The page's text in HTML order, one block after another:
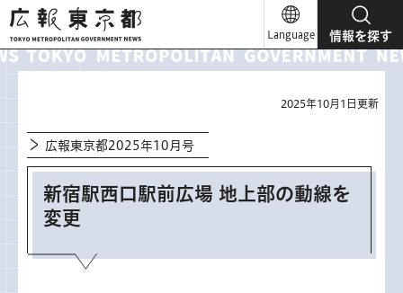
広報東京都
Language 情報を探す
2025年10月1日更新
広報東京都2025年10月号
新宿駅西口駅前広場 地上部の動線を
変更